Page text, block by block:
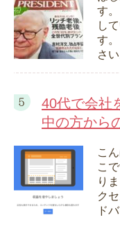
す
し
す
さ
40代で会社
中の方から
こ
こ
り
ク
ド